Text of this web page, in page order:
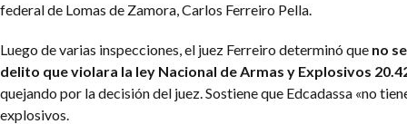
federal de Lomas de Zamora, Carlos Ferreiro Pella.
Luego de varias inspecciones, el juez Ferreiro determinó que no
delito que violara la ley Nacional de Armas y Explosivos
quejando por la decisión del juez. Sostiene que Edcadassa «no
explosivos.